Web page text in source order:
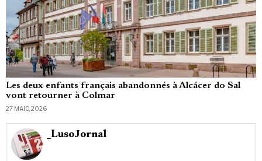
Les deux enfants français abandonnés à Alcácer do Sal
vont retourner à Colmar
27 MAIO, 2026
_LusoJornal